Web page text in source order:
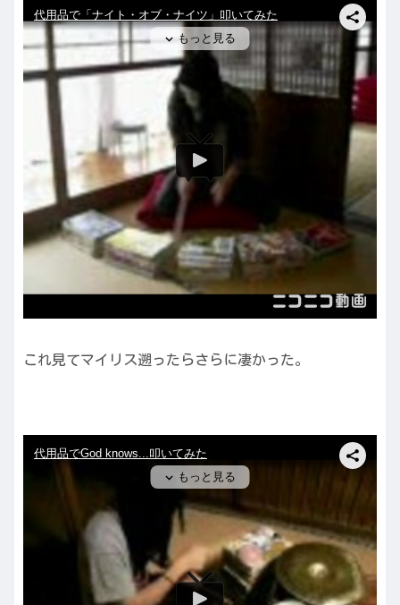
これ見てマイリス遡ったらさらに凄かった。